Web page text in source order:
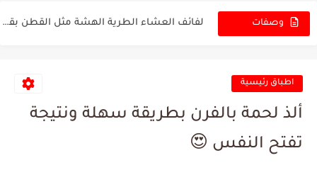
وصفات لفائف العشاء الطرية الهشة مثل القطن بقوام يذوب في الفم...
اطباق رئيسية
ألذ لحمة بالفرن بطريقة سهلة ونتيجة
تفتح النفس 😍